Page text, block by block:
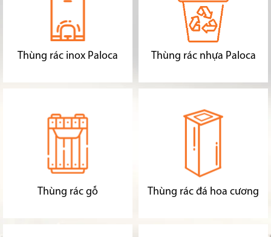
Thùng rác inox Paloca Thùng rác nhựa Paloca
Thùng rác gỗ Thùng rác đá hoa cương